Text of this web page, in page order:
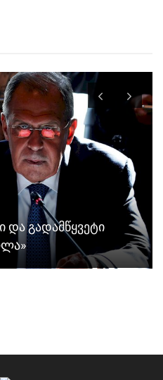
და გადამწყვეტი